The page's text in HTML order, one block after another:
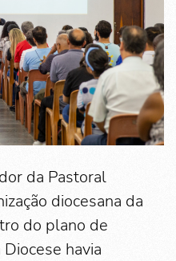
da Pastoral
diocesana da
do plano de
havia